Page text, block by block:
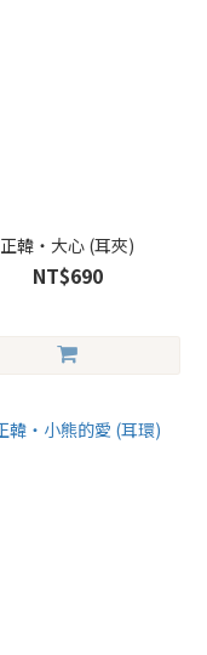
正韓・大心 (耳夾)
NT$690